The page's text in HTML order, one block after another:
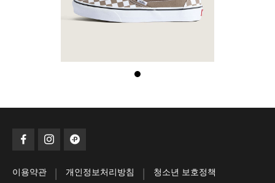
이용약관 | 개인정보처리방침 | 청소년 보호정책